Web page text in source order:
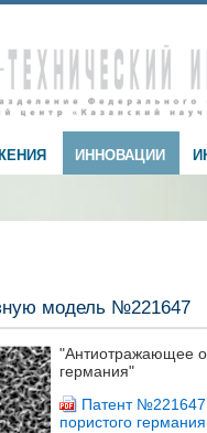
ИННОВАЦИИ
модель №221647
"Антиотражающее
германия"
Патент №221647
пористого германия